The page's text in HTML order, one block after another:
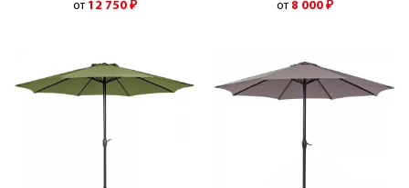
от 12 750 ₽ от 8 000 ₽